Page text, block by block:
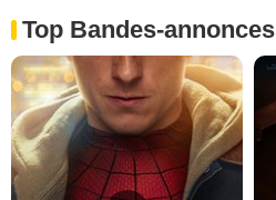
Top Bandes-annonces